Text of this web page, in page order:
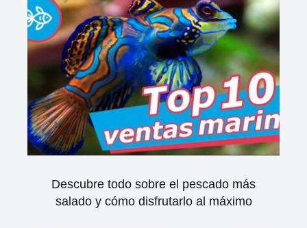
Descubre todo sobre el pescado más
salado y cómo disfrutarlo al máximo